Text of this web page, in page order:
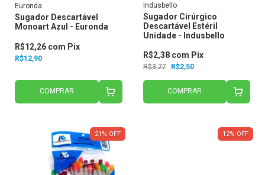
Euronda
Sugador Descartável
Monoart Azul - Euronda
R$12,90
R$12,26 com Pix
COMPRAR
Indusbello
Sugador Cirúrgico
Descartável Estéril
Unidade - Indusbello
R$3,27 R$2,50
R$2,38 com Pix
COMPRAR
21 % OFF 12% OFF